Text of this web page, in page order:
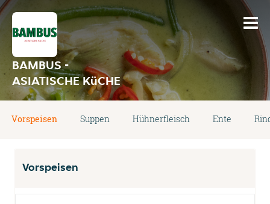
BAMBUS -
ASIATISCHE KüCHE
Vorspeisen Suppen Hühnerfleisch Ente
Vorspeisen